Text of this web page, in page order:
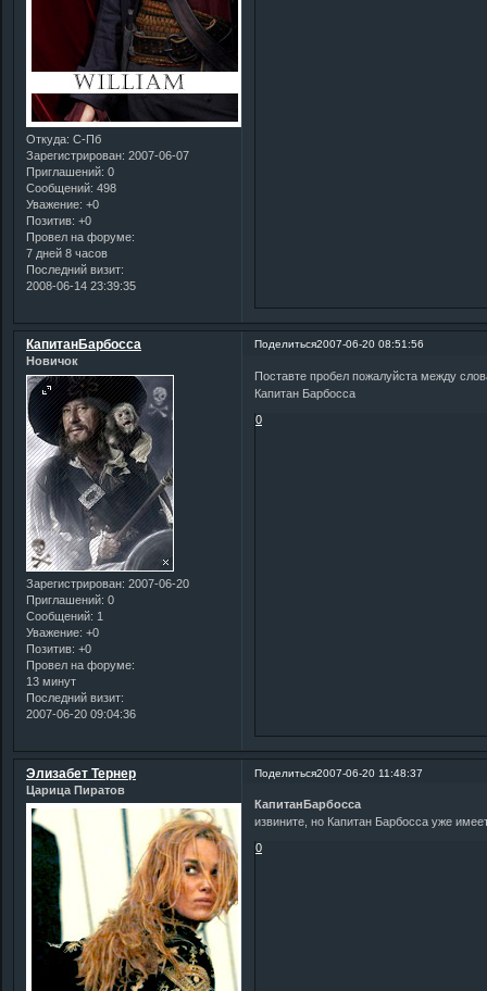
Откуда: С-Пб
Зарегистрирован: 2007-06-07
Приглашений: 0
Сообщений: 498
Уважение: +0
Позитив: +0
Провел на форуме:
7 дней 8 часов
Последний визит:
2008-06-14 23:39:35
Поделиться2007-06-20 08:51:56
КапитанБарбосса
Новичок
Зарегистрирован: 2007-06-20
Приглашений: 0
Сообщений: 1
Уважение: +0
Позитив: +0
Провел на форуме:
13 минут
Последний визит:
2007-06-20 09:04:36
Поставте пробел пожалуйста между
Капитан Барбосса
0
Поделиться2007-06-20 11:48:37
Элизабет Тернер
Царица Пиратов
КапитанБарбосса
извините, но Капитан Барбосса уже
0